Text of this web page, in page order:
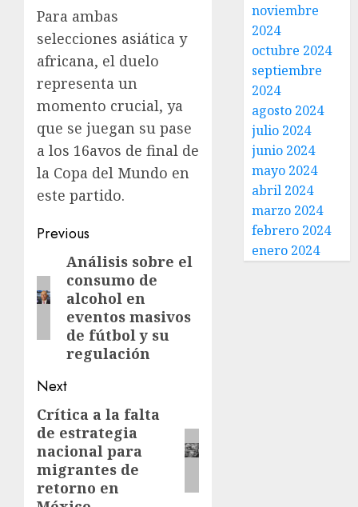
Para ambas
selecciones asiática y
africana, el duelo
representa un
momento crucial, ya
que se juegan su pase
a los 16avos de final de
la Copa del Mundo en
este partido.
Previous
Análisis sobre el
consumo de
alcohol en
eventos masivos
de fútbol y su
regulación
Next
Crítica a la falta
de estrategia
nacional para
migrantes de
retorno en
noviembre
2024
octubre 2024
septiembre
2024
agosto 2024
julio 2024
junio 2024
mayo 2024
abril 2024
marzo 2024
febrero 2024
enero 2024